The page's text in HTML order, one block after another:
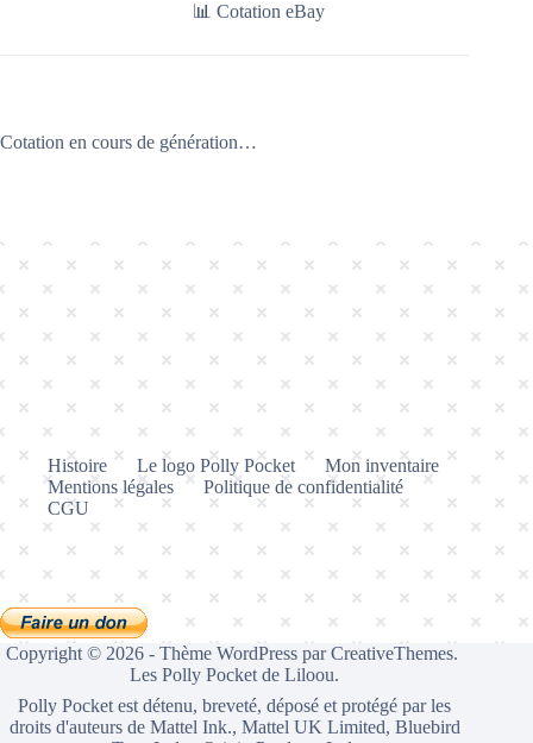
📊 Cotation eBay
Cotation en cours de génération…
Histoire Le logo Polly Pocket
Mon inventaire
Mentions légales
Politique de confidentialité
CGU
Copyright © 2026 - Thème WordPress parCreativeThemes.
Les Polly Pocket de Liloou.
Polly Pocket est détenu, breveté, déposé et protégé par les
droits d'auteurs de Mattel Ink., Mattel UK Limited, Bluebird